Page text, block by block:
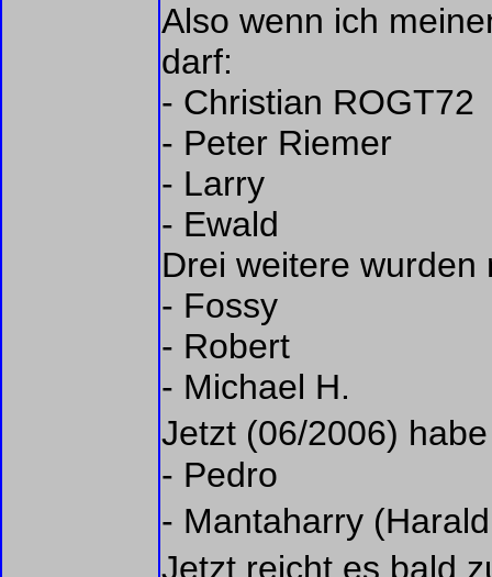
Also wenn ich
darf:
- Christian ROGT72
- Peter Riemer
- Larry
- Ewald
Drei weitere wurden
- Fossy
- Robert
- Michael H.
Jetzt (06/2006)
- Pedro
- Mantaharry
Jetzt reicht es bald